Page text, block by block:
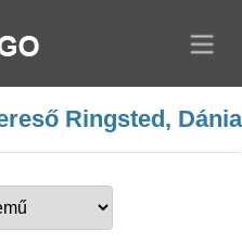
Ringsted, Dánia